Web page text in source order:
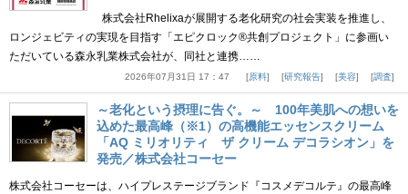
株式会社Rhelixaが展開する老化研究の社会実装を推進し、
ロンジェビティの実現を目指す「エピクロック®共創プロジェクト」に参画い
ただいている森永乳業株式会社が、同社と連携……
2026年07月31日 17：47 原料 研究報告 美容 調査
～老化という摂理に告ぐ。～ 100年美肌への想いを
込めた最高峰（※1）の高機能エッセンスクリーム
「AQ ミリオリティ ザ クリーム デコラシオン」を
発売／株式会社コーセー
株式会社コーセーは、ハイプレステージブランド『コスメデコルテ』の最高峰